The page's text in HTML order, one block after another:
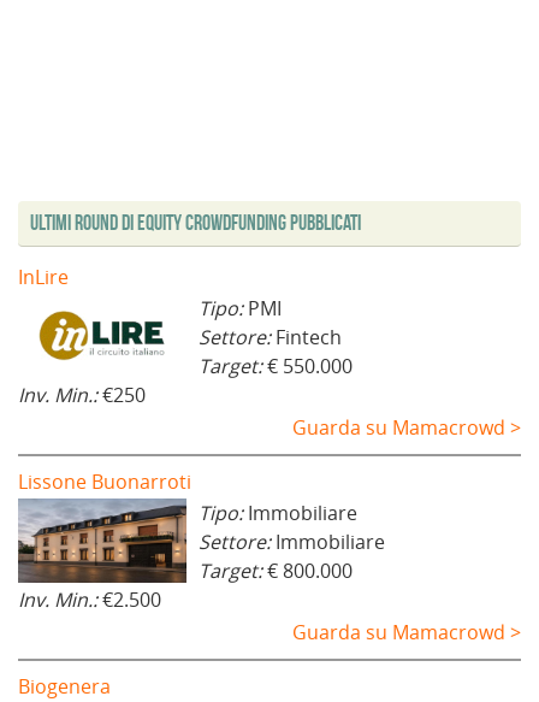
Ultimi Round di Equity Crowdfunding Pubblicati
InLire
Tipo:PMI
Settore:Fintech
Target:€ 550.000
Inv. Min.:€250
Guarda su Mamacrowd >
Lissone Buonarroti
Tipo:Immobiliare
Settore:Immobiliare
Target:€ 800.000
Inv. Min.:€2.500
Guarda su Mamacrowd >
Biogenera